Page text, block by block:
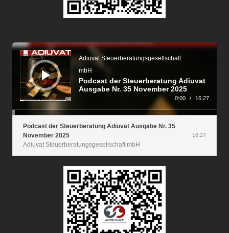
Audio-
Player
Adiuvat Steuerberatungsgesellschaft
mbH
Podcast der Steuerberatung Adiuvat
Ausgabe Nr. 35 November 2025
0:00 / 16:27
Podcast der Steuerberatung Adiuvat Ausgabe Nr. 35
November 2025
Adiuvat Steuerberatungsgesellschaft mbH
16:27